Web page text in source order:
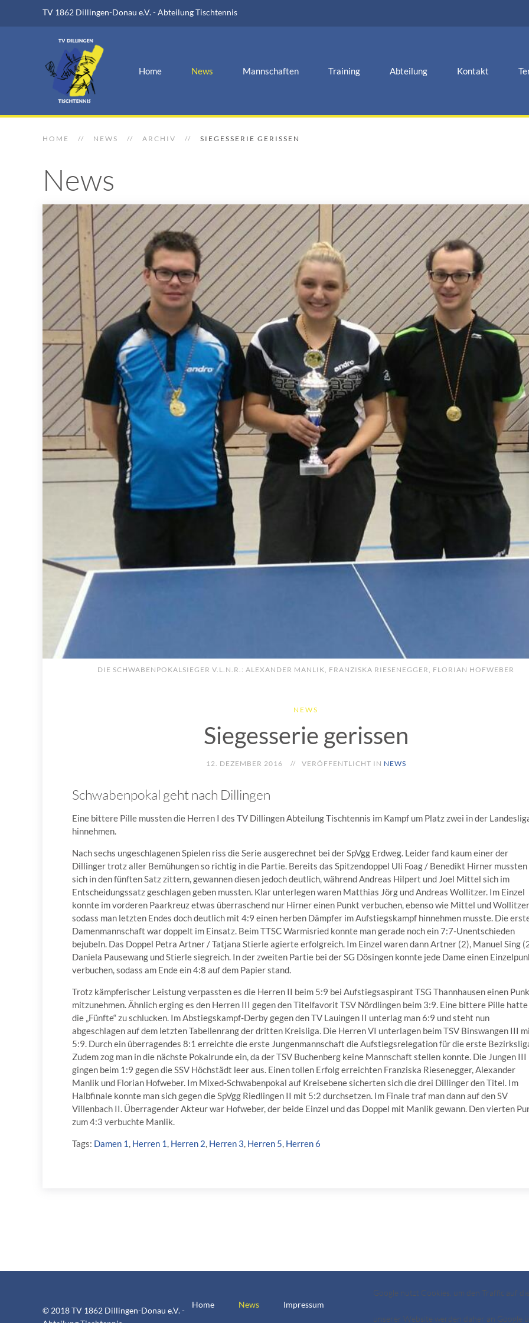
TV 1862 Dillingen-Donau e.V. - Abteilung Tischtennis
Home News Mannschaften Training Abteilung Kontakt
HOME NEWS ARCHIV SIEGESSERIE GERISSEN
News
DIE SCHWABENPOKALSIEGER V.L.N.R.: ALEXANDER MANLIK, FRANZISKA RIESENEGGER, FLORIAN HOFWEBER
NEWS
Siegesserie gerissen
12. DEZEMBER 2016 VERÖFFENTLICHT IN NEWS
Schwabenpokal geht nach Dillingen
Eine bittere Pille mussten die Herren I des TV Dillingen Abteilung Tischtennis im Kampf um Platz zwei in der
hinnehmen.
Nach sechs ungeschlagenen Spielen riss die Serie ausgerechnet bei der SpVgg Erdweg. Leider fand kaum einer der
Dillinger trotz aller Bemühungen so richtig in die Partie. Bereits das Spitzendoppel Uli Foag / Benedikt Hirner mussten
sich in den fünften Satz zittern, gewannen diesen jedoch deutlich, während Andreas Hilpert und Joel Mittel sich im
Entscheidungssatz geschlagen geben mussten. Klar unterlegen waren Matthias Jörg und Andreas Wollitzer. Im Einzel
konnte im vorderen Paarkreuz etwas überraschend nur Hirner einen Punkt verbuchen, ebenso wie Mittel und
sodass man letzten Endes doch deutlich mit 4:9 einen herben Dämpfer im Aufstiegskampf hinnehmen musste. Die
Damenmannschaft war doppelt im Einsatz. Beim TTSC Warmisried konnte man gerade noch ein 7:7-Unentschieden
bejubeln. Das Doppel Petra Artner / Tatjana Stierle agierte erfolgreich. Im Einzel waren dann Artner (2), Manuel Sing
Daniela Pausewang und Stierle siegreich. In der zweiten Partie bei der SG Dösingen konnte jede Dame einen
verbuchen, sodass am Ende ein 4:8 auf dem Papier stand.
Trotz kämpferischer Leistung verpassten es die Herren II beim 5:9 bei Aufstiegsaspirant TSG Thannhausen einen
mitzunehmen. Ähnlich erging es den Herren III gegen den Titelfavorit TSV Nördlingen beim 3:9. Eine bittere Pille hatte
die „Fünfte“ zu schlucken. Im Abstiegskampf-Derby gegen den TV Lauingen II unterlag man 6:9 und steht nun
abgeschlagen auf dem letzten Tabellenrang der dritten Kreisliga. Die Herren VI unterlagen beim TSV Binswangen III
5:9. Durch ein überragendes 8:1 erreichte die erste Jungenmannschaft die Aufstiegsrelegation für die erste
Zudem zog man in die nächste Pokalrunde ein, da der TSV Buchenberg keine Mannschaft stellen konnte. Die Jungen III
gingen beim 1:9 gegen die SSV Höchstädt leer aus. Einen tollen Erfolg erreichten Franziska Riesenegger, Alexander
Manlik und Florian Hofweber. Im Mixed-Schwabenpokal auf Kreisebene sicherten sich die drei Dillinger den Titel. Im
Halbfinale konnte man sich gegen die SpVgg Riedlingen II mit 5:2 durchsetzen. Im Finale traf man dann auf den SV
Villenbach II. Überragender Akteur war Hofweber, der beide Einzel und das Doppel mit Manlik gewann. Den vierten
zum 4:3 verbuchte Manlik.
Tags: Damen 1 , Herren 1 , Herren 2, Herren 3, Herren 5, Herren 6
© 2018 TV 1862 Dillingen-Donau e.V. -
Home News Impressum
Google nutzt Cookies, um den Traffic auf
unserer Website werden daher an Google